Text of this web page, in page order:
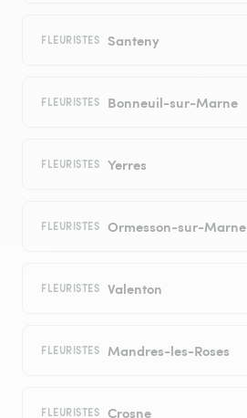
FLEURISTES Santeny
FLEURISTES Bonneuil-sur-Marne
FLEURISTES Yerres
FLEURISTES Ormesson-sur-Marne
FLEURISTES Valenton
FLEURISTES Mandres-les-Roses
FLEURISTES Crosne